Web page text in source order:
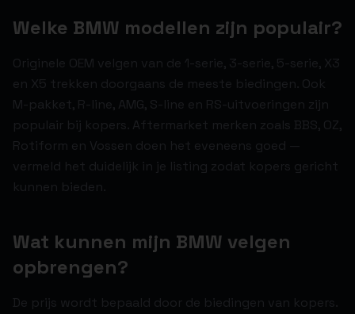
Welke BMW modellen zijn populair?
Originele OEM velgen van de 1-serie, 3-serie, 5-serie, X3
en X5 trekken doorgaans de meeste biedingen. Ook
M-pakket, R-line, AMG, S-line en RS-uitvoeringen zijn
populair bij kopers. Aftermarket merken zoals BBS, OZ,
Rotiform en Vossen doen het eveneens goed —
vermeld het duidelijk in je listing zodat kopers gericht
kunnen bieden.
Wat kunnen mijn BMW velgen
opbrengen?
De prijs wordt bepaald door de biedingen van kopers.